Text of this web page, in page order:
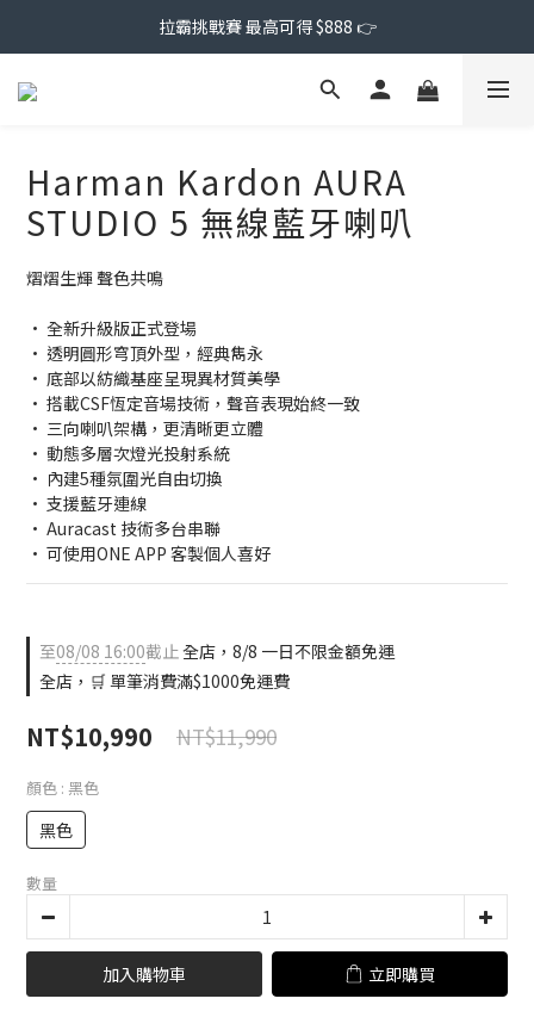
拉霸挑戰賽 最高可得 $888 👉
Harman Kardon AURA
STUDIO 5 無線藍牙喇叭
熠熠生輝 聲色共鳴
• 全新升級版正式登場
• 透明圓形穹頂外型，經典雋永
• 底部以紡織基座呈現異材質美學
• 搭載CSF恆定音場技術，聲音表現始終一致
• 三向喇叭架構，更清晰更立體
• 動態多層次燈光投射系統
• 內建5種氛圍光自由切換
• 支援藍牙連線
• Auracast 技術多台串聯
• 可使用ONE APP 客製個人喜好
至08/08 16:00截止全店，8/8 一日不限金額免運
全店，🛒 單筆消費滿$1000免運費
NT$10,990 NT$11,990
顏色 : 黑色
黑色
數量
加入購物車 立即購買